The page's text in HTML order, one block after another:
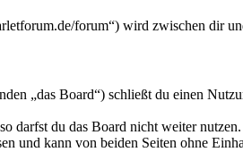
forum“) wird zwischen dir
„das Board“) schließt du einen
darfst du das Board nicht weiter
und kann von beiden Seiten ohne